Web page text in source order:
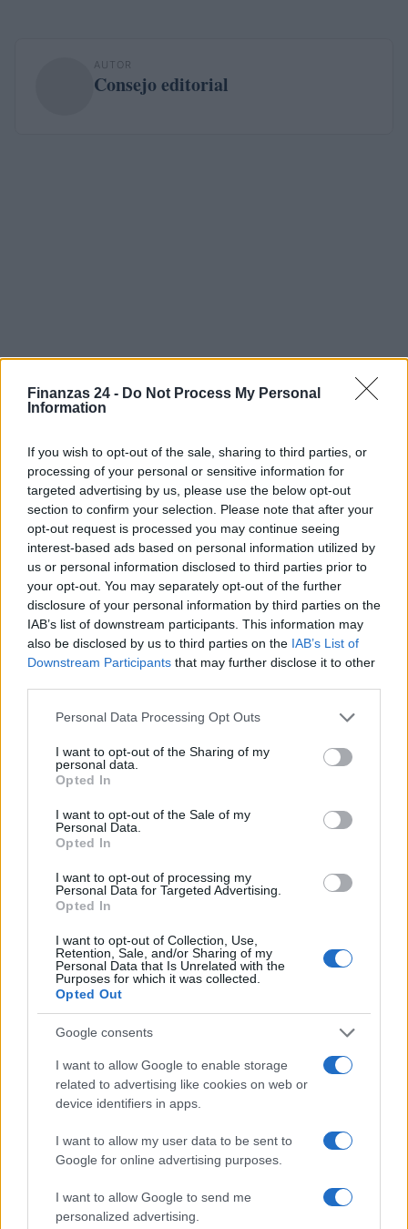
Finanzas 24 - Do Not Process My Personal
Information
If you wish to opt-out of the sale, sharing to third parties, or
processing of your personal or sensitive information for
targeted advertising by us, please use the below opt-out
section to confirm your selection. Please note that after your
opt-out request is processed you may continue seeing
interest-based ads based on personal information utilized by
us or personal information disclosed to third parties prior to
your opt-out. You may separately opt-out of the further
disclosure of your personal information by third parties on the
IAB’s list of downstream participants. This information may
also be disclosed by us to third parties on the IAB’s List of
Downstream Participants that may further disclose it to other
Please note that this website/app uses one or more Google
not limited to your visit or usage behaviour. You may click to
grant or deny consent to Google and its third-party tags to
use your data for below specified purposes in below Google
consent section.
Personal Data Processing Opt Outs
I want to opt-out of the Sharing of my
personal data.
Opted In
I want to opt-out of the Sale of my
Personal Data.
Opted In
I want to opt-out of processing my
Personal Data for Targeted Advertising.
Opted In
I want to opt-out of Collection, Use,
Retention, Sale, and/or Sharing of my
Personal Data that Is Unrelated with the
Purposes for which it was collected.
Opted Out
Google consents
I want to allow Google to enable storage
related to advertising like cookies on web or
device identifiers in apps.
I want to allow my user data to be sent to
Google for online advertising purposes.
I want to allow Google to send me
personalized advertising.
AUTOR
Consejo editorial
Sigue leyendo
FINANZAS
Cómo la crisis de refino está afectando los precios de la
gasolina y el diésel
Lucía Herrera · 7 Ago 2026
FINANZAS
Intervención conjunta de Japón y EE.UU. para frenar la caída